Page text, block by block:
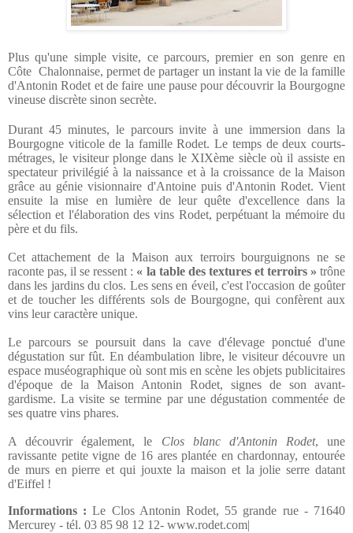
Plus qu'une simple visite, ce parcours, premier en son genreen
Côte Chalonnaise, permet de partager un instant la vie de la famille
d'Antonin Rodet et de faire une pause pour découvrir la Bourgogne
vineuse discrète sinon secrète.
Durant 45 minutes, le parcours invite à une immersion dans la
Bourgogne viticole de la famille Rodet. Le temps de deux courts-
métrages, le visiteur plonge dans le XIXème siècle où il assiste en
spectateur privilégié à la naissance et à la croissance de la Maison
grâce au génie visionnaire d'Antoine puis d'Antonin Rodet. Vient
ensuite la mise en lumière de leur quête d'excellence dans la
sélection et l'élaboration des vins Rodet, perpétuant la mémoire du
père et du fils.
Cet attachement de la Maison aux terroirs bourguignons ne se
raconte pas, il se ressent : « la table des textures et terroirs » trône
dans les jardins du clos. Les sens en éveil, c'est l'occasion de goûter
et de toucher les différents sols de Bourgogne, qui confèrent aux
vins leur caractère unique.
Le parcours se poursuit dans la cave d'élevage ponctué d'une
dégustation sur fût. En déambulation libre, le visiteur découvre un
espace muséographique où sont mis en scène les objets publicitaires
d'époque de la Maison Antonin Rodet, signes de son avant-
gardisme. La visite se termine par une dégustation commentée de
ses quatre vins phares.
A découvrir également, le Clos blanc d'Antonin Rodet, une
ravissante petite vigne de 16 ares plantée en chardonnay, entourée
de murs en pierre et qui jouxte la maison et la jolie serre datant
d'Eiffel !
Informations : Le Clos Antonin Rodet, 55 grande rue - 71640
Mercurey - tél. 03 85 98 12 12- www.rodet.com|